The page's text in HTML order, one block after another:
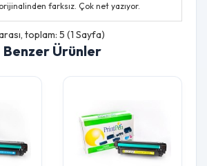
farksız. Çok net yazıyor.
toplam: 5 (1 Sayfa)
Benzer Ürünler